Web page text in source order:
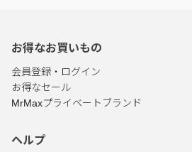
お得なお買いもの
会員登録・ログイン
お得なセール
MrMaxプライベートブランド
ヘルプ